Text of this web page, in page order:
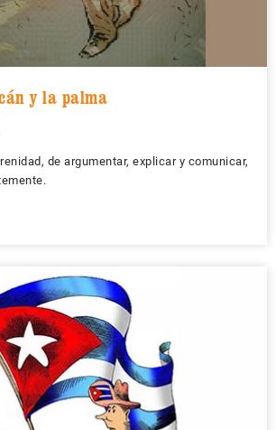
y la palma
de argumentar, explicar y comunicar,